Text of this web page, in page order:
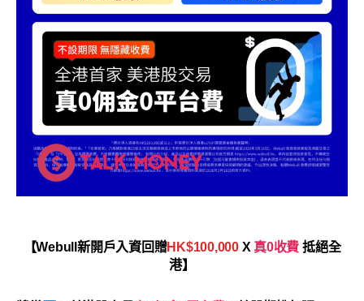
【Webull新開戶入資回贈HK$100,000X 真0收費 抵絕全
港】